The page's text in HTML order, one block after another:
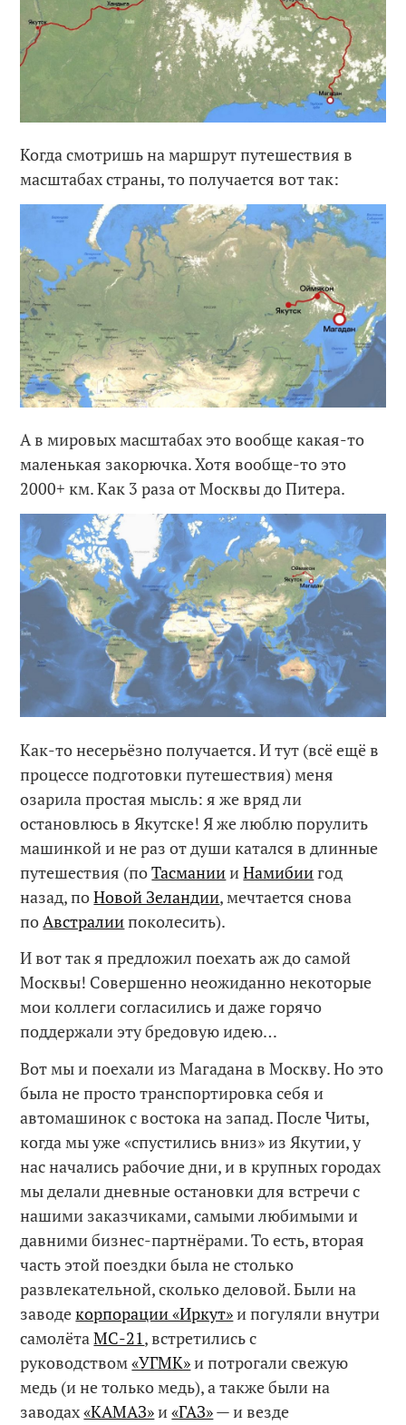
Когда смотришь на маршрут путешествия в
масштабах страны, то получается вот так:
А в мировых масштабах это вообще какая-то
маленькая закорючка. Хотя вообще-то это
2000+ км. Как 3 раза от Москвы до Питера.
Как-то несерьёзно получается. И тут (всё ещё в
процессе подготовки путешествия) меня
озарила простая мысль: я же вряд ли
остановлюсь в Якутске! Я же люблю порулить
машинкой и не раз от души катался в длинные
путешествия (поТасманиииНамибиигод
назад, поНовой Зеландии, мечтается снова
по Австралиипоколесить).
И вот так я предложил поехать аж до самой
Москвы! Совершенно неожиданно некоторые
мои коллеги согласились и даже горячо
поддержали эту бредовую идею…
Вот мы и поехали из Магадана в Москву. Но это
была не просто транспортировка себя и
автомашинок с востока на запад. После Читы,
когда мы уже «спустились вниз» из Якутии, у
нас начались рабочие дни, и в крупных городах
мы делали дневные остановки для встречи с
нашими заказчиками, самыми любимыми и
давними бизнес-партнёрами. То есть, вторая
часть этой поездки была не столько
развлекательной, сколько деловой. Были на
заводекорпорации «Иркут»и погуляли внутри
самолётаМС-21 , встретились с
руководством«УГМК»и потрогали свежую
медь (и не только медь), а также были на
заводах«КАМАЗ»и«ГАЗ»— и везде